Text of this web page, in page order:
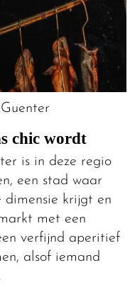
chic wordt
is in deze regio
een stad waar
dimensie krijgt en
met een
verfijnd aperitief
alsof iemand